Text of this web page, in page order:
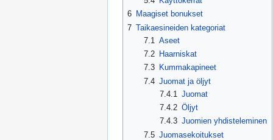
6 Maagiset bonukset
7 Taikaesineiden kategoriat
7.1 Aseet
7.2
Haarniskat
7.3
Kummakapineet
7.4 Juomat ja öljyt
7.4.1
Juomat
7.4.2 Öljyt
7.4.3 Juomien yhdisteleminen
7.5 Juomasekoitukset